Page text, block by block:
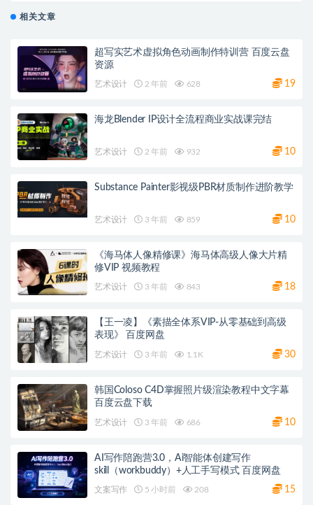
相关文章
超写实艺术虚拟角色动画制作特训营 百度云盘
资源
艺术设计 2 年前 628 19
海龙Blender IP设计全流程商业实战课完结
艺术设计 2 年前 932 10
Substance Painter影视级PBR材质制作进阶教学
艺术设计 3 年前 859 10
《海马体人像精修课》海马体高级人像大片精
修VIP 视频教程
艺术设计 3 年前 843 18
【王一凌】《素描全体系VIP-从零基础到高级
表现》 百度网盘
艺术设计 3 年前 1.1K 30
韩国Coloso C4D掌握照片级渲染教程中文字幕
百度云盘下载
艺术设计 3 年前 686 10
AI写作陪跑营3.0，Ai智能体创建写作
skill（workbuddy）+人工手写模式 百度网盘
文案写作 5 小时前 208 15